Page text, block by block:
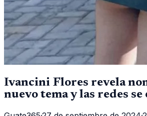
Ivancini Flores revela
nuevo tema y las redes